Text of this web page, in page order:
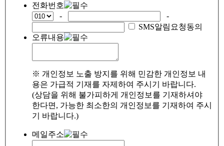
전화번호
-
-
SMS알림요청동의
오류내용
※ 개인정보 노출 방지를 위해 민감한 개인정보 내
용은 가급적 기재를 자제하여 주시기 바랍니다.
(상담을 위해 불가피하게 개인정보를 기재하셔야
한다면, 가능한 최소한의 개인정보를 기재하여 주시
기 바랍니다.)
메일주소